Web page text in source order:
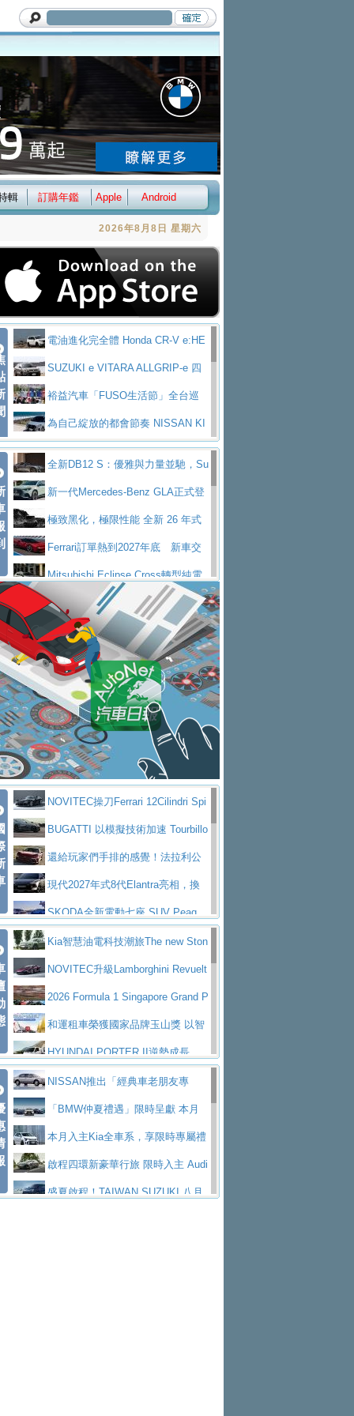
輯 訂購年鑑 Apple Android
2026年8月8日 星期六
電油進化完全體 Honda CR-V e:HE
V PrestigeSUZUKI e VITARA ALLGRIP-e 四
驅精神的純電新詮釋
裕益汽車「FUSO生活節」全台巡
迴 結合生活體驗、交通安全與購車優惠
為自己綻放的都會節奏 NISSAN KI
CKS SAKURA為品味獨具層峰買家打造的頂級座
駕，MAZDA CX-90 33T AWD Premium Ca
ptain Seat
EV
技的座駕! Ford Territory中型油電休旅
SO Super Great今日在台登場，結合先進安
全輔助科技
ntis四品牌經銷權，全新多品牌旗艦展示中
心開幕啟用
屏東特搜大隊再添新利器 SITRAK
救助器材車買氣不衰、SUZUKI經銷商勇於開啟
全新大店，新北都鈴木占地500坪土城旗艦
展示中心開幕
2025第七屆ISUZU運轉職人挑戰賽
熱血登場 展現極致車技與專業職人精神
H2GP世界總決賽圓滿落幕 台灣團
隊表現精彩淨零減碳指標性應用 純電動水泥預
拌車 消防車除了滅火裝備還需要什麼？
一探SITRAK “準” 消防車的究竟
大益金龍初試啼聲，汽柴油5噸貨車
不是對手正宗年鑑2025年全球自動車年鑑1月
下旬問世！2024第六屆ISUZU運轉職人挑戰賽
首度前進南台灣熱烈開戰
豪華電能休旅新星 Audi Q4 Sportba
ck 55 e-tron S lineScania Taiwan 逆風而行，加深力
道投資布局
全新DB12 S：優雅與力量並馳，Su
per Tourer的顛峰之作
新一代Mercedes-Benz GLA正式登
場 續航最高657公里、支援320kW快充
極致黑化，極限性能 全新 26 年式
DEFENDER OCTA BLACK 限量登台
Ferrari訂單熱到2027年底 新車交
付至少得等一年以上
Mitsubishi Eclipse Cross轉型純電
休旅 87kWh電池續航超過600公里
全新BMW 318i Touring豪華旅行車
全台限量200台 進化現型
不等零關稅的紅利，Jeep品牌今日
起展開首批車交車
Volvo EX60 即將叩關，靜肅性、底
盤與數位介面搶先揭露
Audi Q9 將於 2026 年底上市 旗艦
大型 SUV 鎖定七人座豪華市場
BMW攜手漫威電影【蜘蛛人：重生
日】 Skoda 發表全新 Peaq 內裝：七人
座純電旗艦 SUV，行李廂最大可達 935 公
升
全新純電 Mercedes-Benz C 400 4
MATIC Electric 登場
奢華與科技大躍進，MAZDA全新3
代CX-5全方位進化提前亮相並展開預售94.9
萬起
馬自達公布 2027 年式 MX-5 更
新，新增 Yakudo 特別版
Skoda Peaq 發表全新電動動力系
統 最長續航逾 640 公里、支援雙向供電
BMW M2 首度導入 xDrive 四驅，
美國與瑞士需求成關鍵推手
The all-new T-Roc 魅力 自成焦點
Maserati GT2 Stradale「Tribute to
MC12」全球首度亮相
迎接 RANGE ROVER 品牌家族第
五位成員 全新 RANGE ROVER GT 預告登
場
造型華麗時尚、科技座艙再進化，P
eugeot 208小改款發表上市94.8萬起
NOVITEC操刀Ferrari 12Cilindri Spi
der 碳纖維空力、鍛造輪圈與Inconel排氣
上身
BUGATTI 以模擬技術加速 Tourbillo
n 動態開發還給玩家們手排的感覺！法拉利公
布12Cilidri Manaule手排超跑產品細節
現代2027年式8代Elantra亮相，換
裝更銳利的造型、更先進的資訊娛樂系統及
更高效的動力
SKODA全新電動七座 SUV Peaq
問世，擁有品牌史上最寬敞且豪華的座艙
AUDI推出首款高性能油電超跑Nuvo
lari，0到100公里加速2.6秒、極速350公里
／小時
百年三叉戟傳奇再啟程 Maserati 重
返 1000 Miglia 傳承競速榮耀
法拉利首款純電跑車Luce亮相，最
大馬力超過1000匹並具備530公里最大續航
里程
小車大空間、座艙科技更先進，SK
ODA發表全新純電跨界休旅Eipq祭平民化車
價89萬起
賓士AMG.EA專屬平台首作，Merc
edes-AMG 全新GT 4-Door Coupe全球首發
福斯推出首款GTI純電性能掀背ID.
Polo GTI，擁有226匹馬力和零百加速 6.8
秒的實力
Jaguar 公布四門 GT車款正式車名
為JAGUAR TYPE 01
終於跟上進度，LEXUS發表首款三
排六座純電旗艦休旅 TZ
有錢也買不到的Golf R！福斯打造
全新Golf R 24h賽車將挑戰紐柏林24小時耐
SKODA公布全新小型純電跨界休旅
Kia智慧油電科技潮旅The new Ston
ic 1-7月累計銷量創歷史新高
NOVITEC升級Lamborghini Revuelt
o 綜效輸出增至1,048匹
2026 Formula 1 Singapore Grand P
rix 新加坡大獎賽 Audi 極速之旅開放報名
和運租車榮獲國家品牌玉山獎 以智
慧移動與綠能創新
HYUNDAI PORTER II逆勢成長，
勇奪中型貨車銷售冠軍
父親節霸氣獻禮！PGO 威力125 最
低入手價 $60,900 起 省油ｘ安全ｘ大空間
陪爸爸輕鬆
福斯商旅挺頭家 推出「德系質感 精
算圓夢」專案yundai推出AllDayEnergy能源服
務 讓電動車化身行動儲能系統
NISSAN X-TRAIL 上市首月銷量
躋身同級前3名Toyota歐洲純電車銷量翻倍 2026
NISSAN推出「經典車老朋友專
案」 以匠人精神煥新珍品座駕
「BMW仲夏禮遇」限時呈獻 本月
入主即享尊榮豪華五星假期 多元優購方案
同步實施
本月入主Kia全車系，享限時專屬禮
遇 啟程四環新豪華行旅 限時入主 Audi
A6 旗艦陣容 低月付5,888元起及3 年乙式險
盛夏啟程！TAIWAN SUZUKI 八月